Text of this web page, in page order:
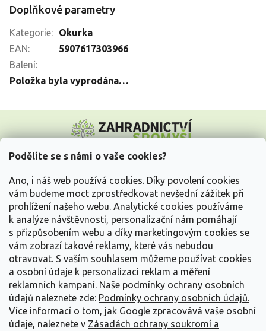
Podělíte se s námi o vaše cookies?
Ano, i náš web používá cookies. Díky povolení cookies
vám budeme moct zprostředkovat nevšední zážitek při
prohlížení našeho webu. Analytické cookies používáme
k analýze návštěvnosti, personalizační nám pomáhají
s přizpůsobením webu a díky marketingovým cookies se
vám zobrazí takové reklamy, které vás nebudou
otravovat. S vaším souhlasem můžeme používat cookies
a osobní údaje k personalizaci reklam a měření
reklamních kampaní. Naše podmínky ochrany osobních
údajů naleznete zde: Podmínky ochrany osobních údajů.
Více informací o tom, jak Google zpracovává vaše osobní
údaje, naleznete v Zásadách ochrany soukromí a
Doplňkové parametry
Kategorie:
Okurka
EAN:
5907617303966
Balení:
Položka byla vyprodána…
p
Vše o nákupu
Informace pro Vás
Kontakujte nás